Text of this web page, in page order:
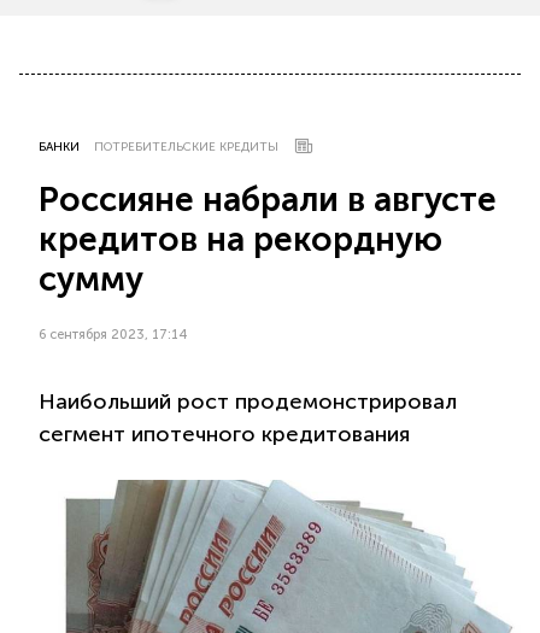
БАНКИ ПОТРЕБИТЕЛЬСКИЕ КРЕДИТЫ
Россияне набрали в августе
кредитов на рекордную
сумму
6 сентября 2023, 17:14
Наибольший рост продемонстрировал
сегмент ипотечного кредитования